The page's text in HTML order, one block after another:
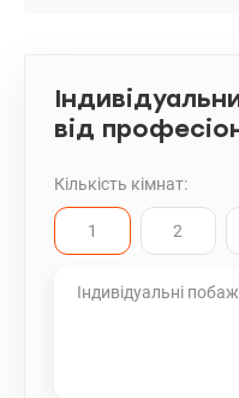
від
Кількість кімнат:
1 2